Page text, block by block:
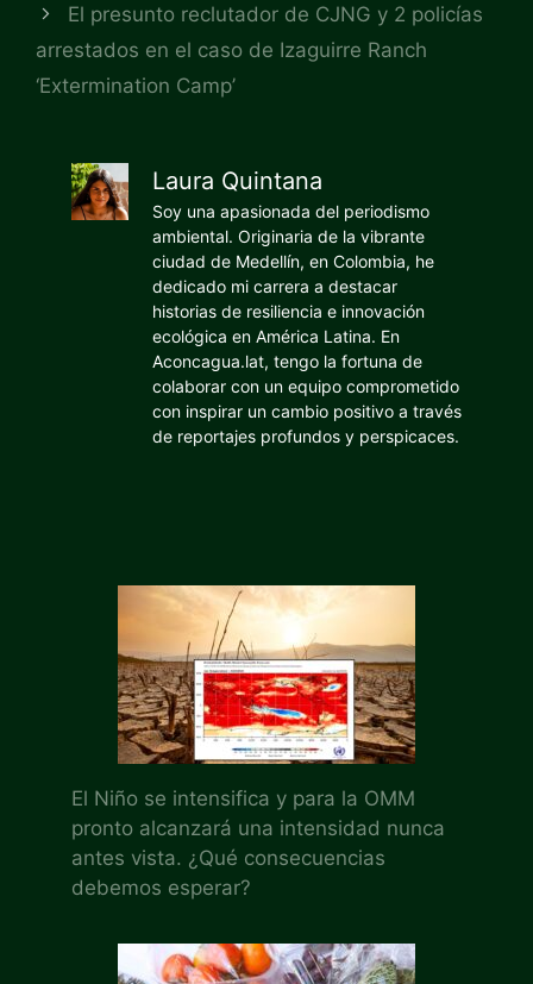
El presunto reclutador de CJNG y 2 policías
arrestados en el caso de Izaguirre Ranch
‘Extermination Camp’
Laura Quintana
Soy una apasionada del periodismo
ambiental. Originaria de la vibrante
ciudad de Medellín, en Colombia, he
dedicado mi carrera a destacar
historias de resiliencia e innovación
ecológica en América Latina. En
Aconcagua.lat, tengo la fortuna de
colaborar con un equipo comprometido
con inspirar un cambio positivo a través
de reportajes profundos y perspicaces.
El Niño se intensifica y para la OMM
pronto alcanzará una intensidad nunca
antes vista. ¿Qué consecuencias
debemos esperar?